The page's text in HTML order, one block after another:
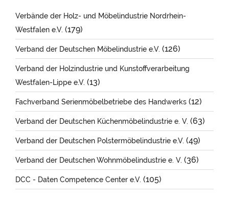
Verbände der Holz- und Möbelindustrie Nordrhein-
Westfalen e.V. (179)
Verband der Deutschen Möbelindustrie e.V. (126)
Verband der Holzindustrie und Kunstoffverarbeitung
Westfalen-Lippe e.V. (13)
Fachverband Serienmöbelbetriebe des Handwerks (12)
Verband der Deutschen Küchenmöbelindustrie e. V. (63)
Verband der Deutschen Polstermöbelindustrie e.V. (49)
Verband der Deutschen Wohnmöbelindustrie e. V. (36)
DCC - Daten Competence Center e.V. (105)